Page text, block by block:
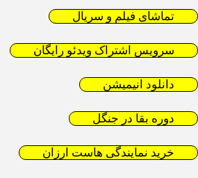
تماشای فیلم و سریال
سرویس اشتراک ویدئو رایگان
دانلود انیمیشن
دوره بقا در جنگل
خرید نمایندگی هاست ارزان